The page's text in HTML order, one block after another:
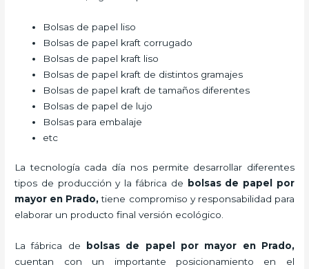
Bolsas de papel liso
Bolsas de papel kraft corrugado
Bolsas de papel kraft liso
Bolsas de papel kraft de distintos gramajes
Bolsas de papel kraft de tamaños diferentes
Bolsas de papel de lujo
Bolsas para embalaje
etc
La tecnología cada día nos permite desarrollar diferentes
tipos de producción y la fábrica de
bolsas de papel por
mayor en Prado,tiene compromiso y responsabilidad para
elaborar un producto final versión ecológico.
La fábrica de
bolsas de papel por mayor en Prado,
cuentan con un importante posicionamiento en el